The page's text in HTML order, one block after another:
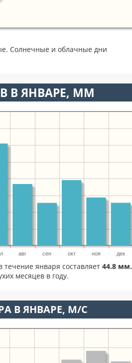
Солнечные и облачные дни
В ЯНВАРЕ, ММ
авг сен окт ноя дек
течение января составляет 44.8 мм.
месяцев в году.
В ЯНВАРЕ, М/С